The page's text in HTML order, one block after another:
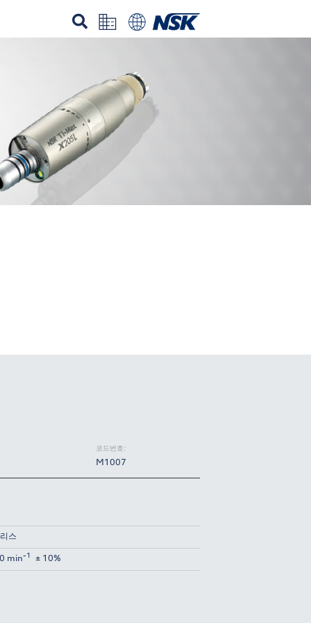
코드번호:
M1007
스
min-1 ± 10%